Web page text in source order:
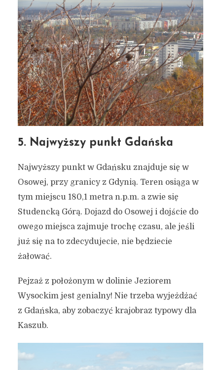
znajomych #2
3 marca 2024
5 min czytania
Autor:Kamil Sulewski
5. Najwyższy punkt Gdańska
Najwyższy punkt w Gdańsku znajduje się w
Osowej, przy granicy z Gdynią. Teren osiąga w
tym miejscu 180,1 metra n.p.m. a zwie się
Studencką Górą. Dojazd do Osowej i dojście do
owego miejsca zajmuje trochę czasu, ale jeśli
już się na to zdecydujecie, nie będziecie
żałować.
Pejzaż z położonym w dolinie Jeziorem
Wysockim jest genialny! Nie trzeba wyjeżdżać
z Gdańska, aby zobaczyć krajobraz typowy dla
Kaszub.